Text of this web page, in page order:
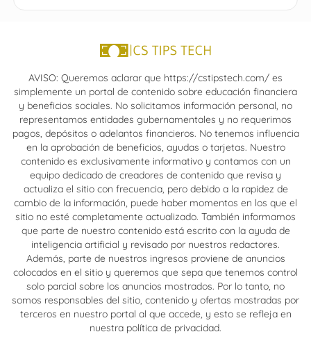
AVISO: Queremos aclarar que https://cstipstech.com/ es
simplemente un portal de contenido sobre educación financiera
y beneficios sociales. No solicitamos información personal, no
representamos entidades gubernamentales y no requerimos
pagos, depósitos o adelantos financieros. No tenemos influencia
en la aprobación de beneficios, ayudas o tarjetas. Nuestro
contenido es exclusivamente informativo y contamos con un
equipo dedicado de creadores de contenido que revisa y
actualiza el sitio con frecuencia, pero debido a la rapidez de
cambio de la información, puede haber momentos en los que el
sitio no esté completamente actualizado. También informamos
que parte de nuestro contenido está escrito con la ayuda de
inteligencia artificial y revisado por nuestros redactores.
Además, parte de nuestros ingresos proviene de anuncios
colocados en el sitio y queremos que sepa que tenemos control
solo parcial sobre los anuncios mostrados. Por lo tanto, no
somos responsables del sitio, contenido y ofertas mostradas por
terceros en nuestro portal al que accede, y esto se refleja en
nuestra política de privacidad.